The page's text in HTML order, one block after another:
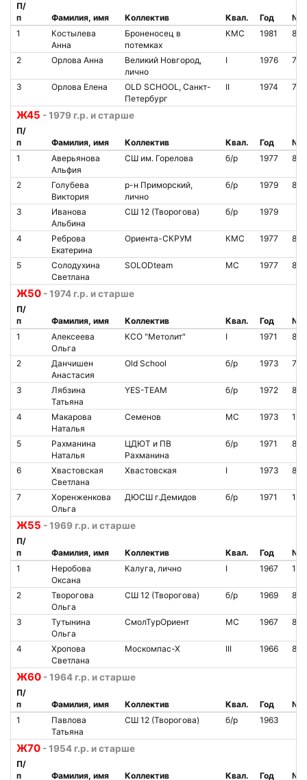
П/
п
Фамилия, имя Коллектив Квал. Год
№
1
Костылева
Анна
Броненосец в
потемках
КМС 1981
2 Орлова Анна
Великий Новгород,
лично
I 1976
3 Орлова Елена
OLD SCHOOL, Санкт-
Петербург
II 1974
Ж45 - 1979 г.р. и старше
П/
п
Фамилия, имя Коллектив Квал. Год
№
1
Аверьянова
Альфия
СШ им. Горелова б/р 1977
2
Голубева
Виктория
р-н Приморский,
лично
б/р 1979
3
Иванова
Альбина
СШ 12 (Творогова) б/р 1979
4
Реброва
Екатерина
Ориента-СКРУМ КМС 1977
5
Солодухина
Светлана
SOLODteam МС 1977
Ж50 - 1974 г.р. и старше
П/
п
Фамилия, имя Коллектив Квал. Год
№
1
Алексеева
Ольга
КСО "Метолит" I 1971
2
Данчишен
Анастасия
Old School б/р 1973
3
Лябзина
Татьяна
YES-TEAM б/р 1972
4
Макарова
Наталья
Семенов МС 1973
5
Рахманина
Наталья
ЦДЮТ и ПВ
Рахманина
б/р 1971
6
Хвастовская
Светлана
Хвастовская I 1973
7
Хоренженкова
Ольга
ДЮСШ г.Демидов б/р 1971
Ж55 - 1969 г.р. и старше
П/
п
Фамилия, имя Коллектив Квал. Год
№
1
Heробова
Оксана
Калуга, лично I 1967
2
Творогова
Ольга
СШ 12 (Творогова) б/р 1969
3
Тутынина
Ольга
СмолТурОриент МС 1967
4
Хропова
Светлана
Москомпас-Х III 1966
Ж60 - 1964 г.р. и старше
П/
п
Фамилия, имя Коллектив Квал. Год
№
1
Павлова
Татьяна
СШ 12 (Творогова) б/р 1963
Ж70 - 1954 г.р. и старше
П/
п
Фамилия, имя Коллектив Квал. Год №